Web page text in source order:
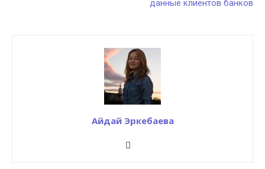
данные клиентов банков
Айдай Эркебаева